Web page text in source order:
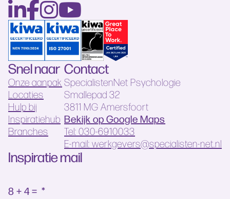
Snel naar
Onze aanpak
Locaties
Hulp bij
Inspiratiehub
Branches
Contact
SpecialistenNet Psychologie
Smallepad 32
3811 MG Amersfoort
Bekijk op Google Maps
Tel: 030-6910033
E-mail: werkgevers@specialisten-net.nl
Inspiratie mail
8 + 4 = *